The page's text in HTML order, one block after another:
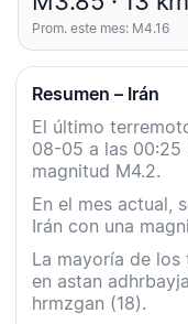
Prom. este mes: M4.16
Resumen – Irán
El último
08-05 a las 00:25
magnitud M4.2.
En el mes actual,
Irán con una
La mayoría de
en astan
hrmzgan (18).